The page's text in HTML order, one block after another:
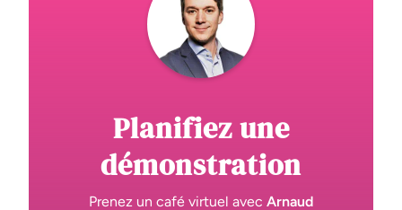
Planifiez une
démonstration
Prenez un café virtuel avec Arnaud